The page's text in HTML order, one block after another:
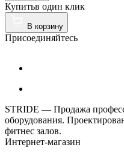
Купитьв один клик
В корзину
Присоединяйтесь
STRIDE — Продажа
оборудования.
фитнес залов.
Интернет-магазин